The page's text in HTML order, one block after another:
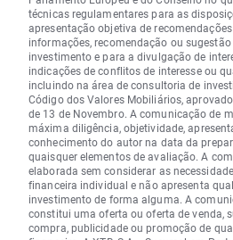
técnicas regulamentares para as
apresentação objetiva de
informações, recomendação ou
investimento e para a divulgação de
indicações de conflitos de interesse ou
incluindo na área de consultoria de
Código dos Valores Mobiliários,
de 13 de Novembro. A comunicação de
máxima diligência, objetividade,
conhecimento do autor na data da
quaisquer elementos de avaliação. A
elaborada sem considerar as
financeira individual e não apresenta
investimento de forma alguma. A
constitui uma oferta ou oferta de venda,
compra, publicidade ou promoção de